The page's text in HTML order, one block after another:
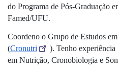
do Programa de Pós-Graduação
Famed/UFU.
Coordeno o Grupo de Estudos
(Cronutri
). Tenho experiência
em Nutrição, Cronobiologia e